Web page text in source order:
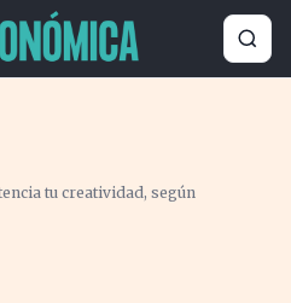
tu creatividad, según